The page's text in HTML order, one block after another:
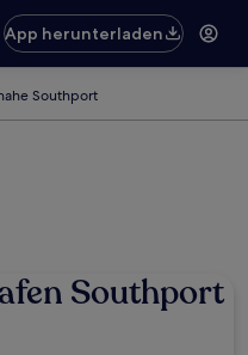
App herunterladen
Southport
Southport